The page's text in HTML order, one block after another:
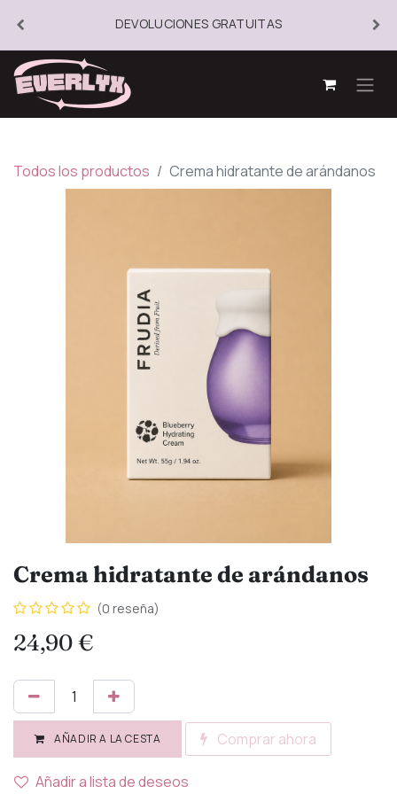
DEVOLUCIONES GRATUITAS
Todos los productos Crema hidratante de arándanos
Crema hidratante de arándanos
(0 reseña)
24,90€
AÑADIR A LA CESTA Comprar ahora
Añadir a lista de deseos